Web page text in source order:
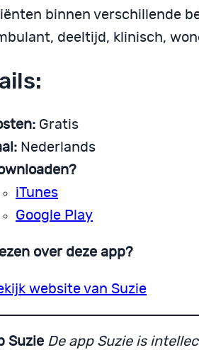
binnen verschillende
deeltijd, klinisch,
Gratis
Nederlands
iTunes
Google Play
over deze app?
website van Suzie
Suzie De app Suzie is